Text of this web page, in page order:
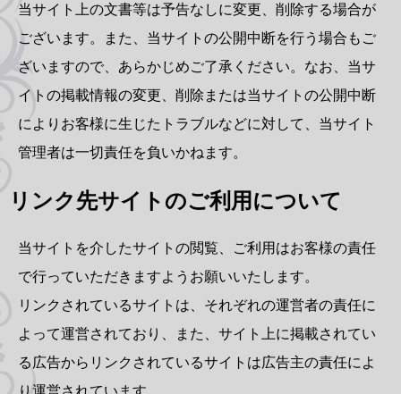
当サイト上の文書等は予告なしに変更、削除する場合が
ございます。また、当サイトの公開中断を行う場合もご
ざいますので、あらかじめご了承ください。なお、当サ
イトの掲載情報の変更、削除または当サイトの公開中断
によりお客様に生じたトラブルなどに対して、当サイト
管理者は一切責任を負いかねます。
リンク先サイトのご利用について
当サイトを介したサイトの閲覧、ご利用はお客様の責任
で行っていただきますようお願いいたします。
リンクされているサイトは、それぞれの運営者の責任に
よって運営されており、また、サイト上に掲載されてい
る広告からリンクされているサイトは広告主の責任によ